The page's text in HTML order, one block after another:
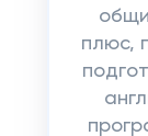
плюс,